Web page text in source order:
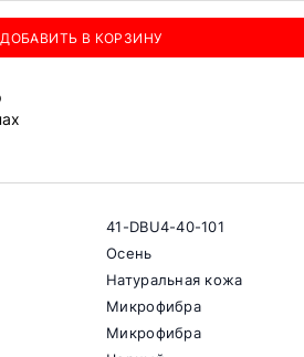
ДОБАВИТЬ В КОРЗИНУ
41-DBU4-40-101
Осень
Натуральная кожа
Микрофибра
Микрофибра